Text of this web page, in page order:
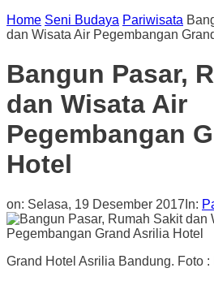
Home Seni Budaya Pariwisata
dan Wisata Air Pegembangan
Bangun Pasar,
dan Wisata Air
Pegembangan
Hotel
on: Selasa, 19 Desember 2017 In:
Grand Hotel Asrilia Bandung. Foto :